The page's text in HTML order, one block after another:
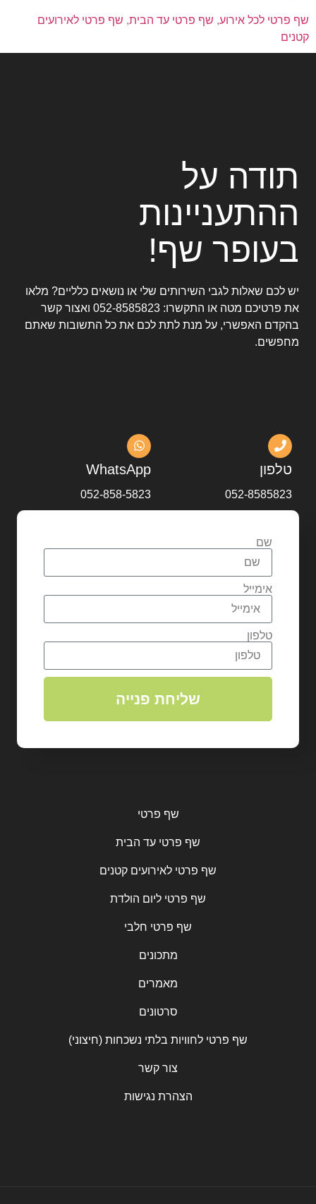
שף פרטי לכל אירוע, שף פרטי עד הבית, שף פרטי לאירועים
קטנים
תודה על
ההתעניינות
בעופר שף!
יש לכם שאלות לגבי השירותים שלי או נושאים כלליים? מלאו
את פרטיכם מטה או התקשרו: 052-8585823 ואצור קשר
בהקדם האפשרי, על מנת לתת לכם את כל התשובות שאתם
מחפשים.
טלפון
052-8585823
WhatsApp
052-858-5823
שם
אימייל
טלפון
שליחת פנייה
שף פרטי
שף פרטי עד הבית
שף פרטי לאירועים קטנים
שף פרטי ליום הולדת
שף פרטי חלבי
מתכונים
מאמרים
סרטונים
שף פרטי לחוויות בלתי נשכחות (חיצוני)
צור קשר
הצהרת נגישות